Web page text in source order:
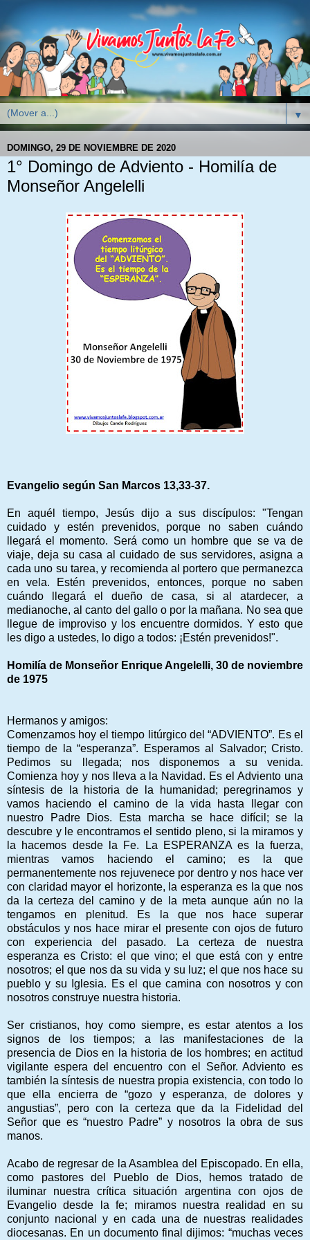
▼
DOMINGO, 29 DE NOVIEMBRE DE 2020
1° Domingo de Adviento - Homilía de
Monseñor Angelelli
Evangelio según San Marcos 13,33-37.
En aquél tiempo, Jesús dijo a sus discípulos: "Tengan
cuidado y estén prevenidos, porque no saben cuándo
llegará el momento. Será como un hombre que se va de
viaje, deja su casa al cuidado de sus servidores, asigna a
cada uno su tarea, y recomienda al portero que permanezca
en vela. Estén prevenidos, entonces, porque no saben
cuándo llegará el dueño de casa, si al atardecer, a
medianoche, al canto del gallo o por la mañana. No sea que
llegue de improviso y los encuentre dormidos. Y esto que
les digo a ustedes, lo digo a todos: ¡Estén prevenidos!".
Homilía de Monseñor Enrique Angelelli, 30 de noviembre
de 1975
Hermanos y amigos:
Comenzamos hoy el tiempo litúrgico del “ADVIENTO”. Es el
tiempo de la “esperanza”. Esperamos al Salvador; Cristo.
Pedimos su llegada; nos disponemos a su venida.
Comienza hoy y nos lleva a la Navidad. Es el Adviento una
síntesis de la historia de la humanidad; peregrinamos y
vamos haciendo el camino de la vida hasta llegar con
nuestro Padre Dios. Esta marcha se hace difícil; se la
descubre y le encontramos el sentido pleno, si la miramos y
la hacemos desde la Fe. La ESPERANZA es la fuerza,
mientras vamos haciendo el camino; es la que
permanentemente nos rejuvenece por dentro y nos hace ver
con claridad mayor el horizonte, la esperanza es la que nos
da la certeza del camino y de la meta aunque aún no la
tengamos en plenitud. Es la que nos hace superar
obstáculos y nos hace mirar el presente con ojos de futuro
con experiencia del pasado. La certeza de nuestra
esperanza es Cristo: el que vino; el que está con y entre
nosotros; el que nos da su vida y su luz; el que nos hace su
pueblo y su Iglesia. Es el que camina con nosotros y con
nosotros construye nuestra historia.
Ser cristianos, hoy como siempre, es estar atentos a los
signos de los tiempos; a las manifestaciones de la
presencia de Dios en la historia de los hombres; en actitud
vigilante espera del encuentro con el Señor. Adviento es
también la síntesis de nuestra propia existencia, con todo lo
que ella encierra de “gozo y esperanza, de dolores y
angustias”, pero con la certeza que da la Fidelidad del
Señor que es “nuestro Padre” y nosotros la obra de sus
manos.
Acabo de regresar de la Asamblea del Episcopado. En ella,
como pastores del Pueblo de Dios, hemos tratado de
iluminar nuestra crítica situación argentina con ojos de
Evangelio desde la fe; miramos nuestra realidad en su
conjunto nacional y en cada una de nuestras realidades
diocesanas. En un documento final dijimos: “muchas veces